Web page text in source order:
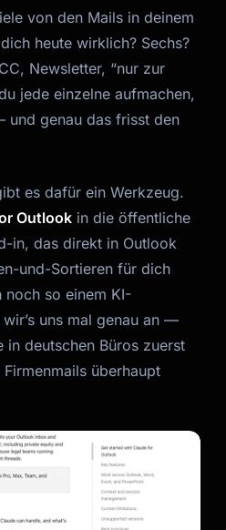
von den Mails in deinem
heute wirklich? Sechs?
Newsletter, “nur zur
jede einzelne aufmachen,
und genau das frisst den
es dafür ein Werkzeug.
Outlook in die öffentliche
in, das direkt in Outlook
und-Sortieren für dich
noch so einem KI-
uns mal genau an —
in deutschen Büros zuerst
überhaupt